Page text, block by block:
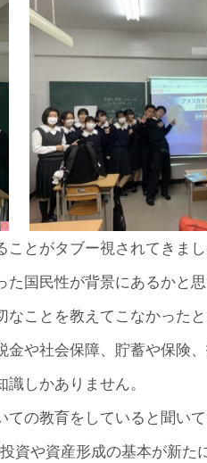
とがタブー視されてきまし
国民性が背景にあるかと思
ことを教えてこなかった
や社会保障、貯蓄や保険
しかありません。
の教育をしていると聞いて
や資産形成の基本が新た